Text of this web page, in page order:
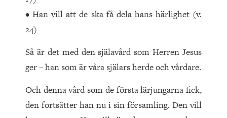
• Han vill att de ska få dela hans härlighet (v.
24)
Så är det med den själavård som Herren Jesus
ger – han som är våra själars herde och vårdare.
Och denna vård som de första lärjungarna fick,
den fortsätter han nu i sin församling. Den vill